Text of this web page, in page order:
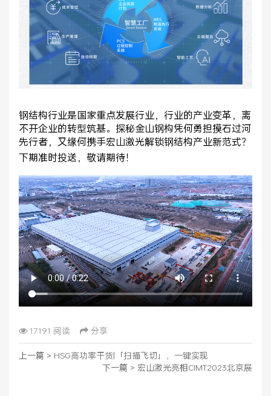
钢结构行业是国家重点发展行业，行业的产业变革，离
不开企业的转型筑基。探秘金山钢构凭何勇担摸石过河
先行者，又缘何携手宏山激光解锁钢结构产业新范式？
下期准时投送，敬请期待！
17191 阅读 分享
上一篇 > HSG高功率干货|「扫描飞切」，一键实现
下一篇 > 宏山激光亮相CIMT2023北京展